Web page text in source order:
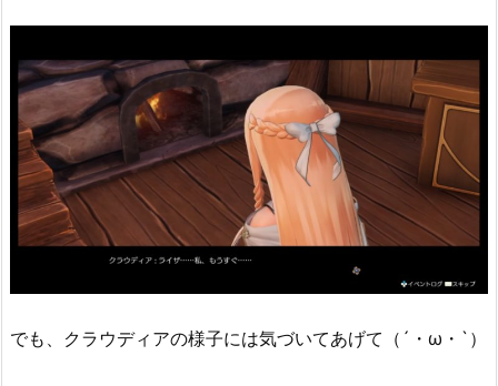
でも、クラウディアの様子には気づいてあげて（´・ω・`）